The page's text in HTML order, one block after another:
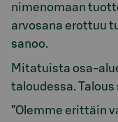
nimenomaan
arvosana erottuu
sanoo.
Mitatuista osa-
taloudessa.
”Olemme erittäin